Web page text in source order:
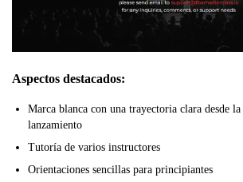
Aspectos destacados:
Marca blanca con una trayectoria clara desde
lanzamiento
Tutoría de varios instructores
Orientaciones sencillas para principiantes